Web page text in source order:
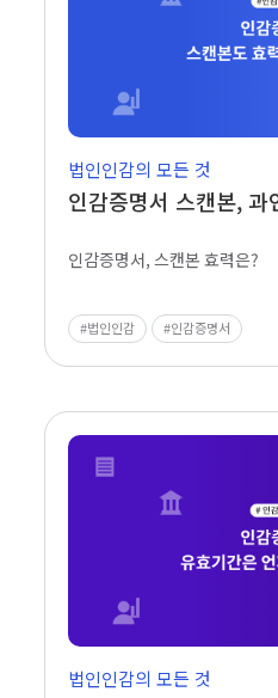
인감증명서 스캔본, 과
인감증명서, 스캔본 효력은?
법인인감의 모든 것
법인인감 인감증명서
법인인감의 모든 것